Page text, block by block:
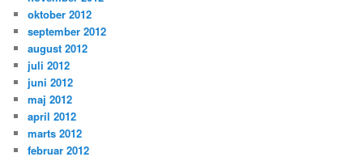
oktober 2012
september 2012
august 2012
juli 2012
juni 2012
maj 2012
april 2012
marts 2012
februar 2012